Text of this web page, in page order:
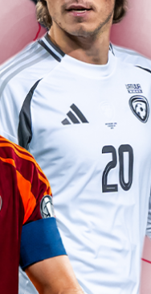
maiņa
kartīte
kartīte